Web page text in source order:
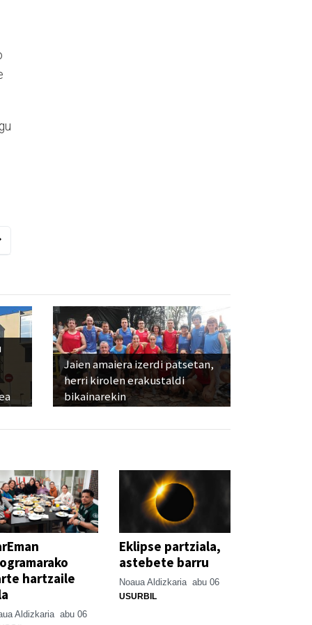
Jaien amaiera izerdi patsetan,
herri kirolen erakustaldi
bikainarekin
hartzaile
Aldizkaria abu 06
Eklipse partziala,
astebete barru
Noaua Aldizkaria abu 06
USURBIL